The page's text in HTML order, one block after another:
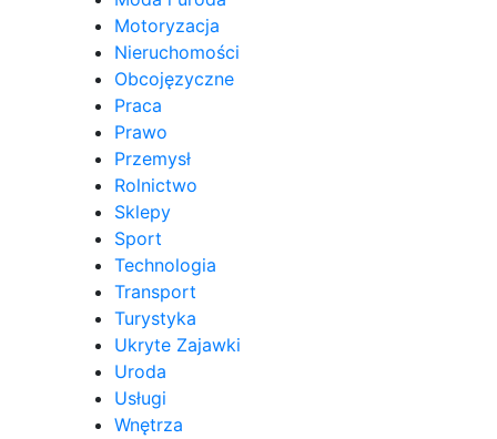
Motoryzacja
Nieruchomości
Obcojęzyczne
Praca
Prawo
Przemysł
Rolnictwo
Sklepy
Sport
Technologia
Transport
Turystyka
Ukryte Zajawki
Uroda
Usługi
Wnętrza